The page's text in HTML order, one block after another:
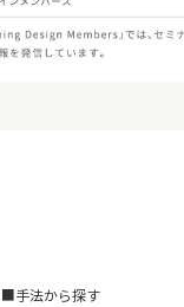
手法から探す